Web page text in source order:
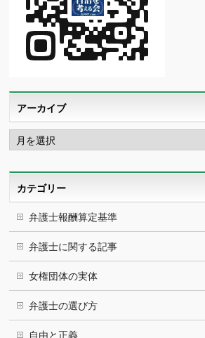
アーカイブ
ア
ー
カ
カテゴリー
弁護士報酬算定基準
弁護士に関する記事
女権団体の実体
弁護士の選び方
自由と正義